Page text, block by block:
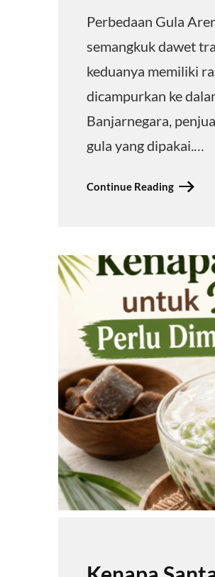
Perbedaan Gula
semangkuk dawet
keduanya memiliki
dicampurkan ke
Banjarnegara,
gula yang dipakai.…
Continue Reading